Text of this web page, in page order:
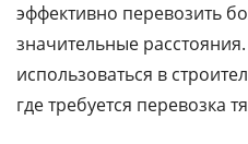
эффективно перевозить
значительные
использоваться в
где требуется перевозка